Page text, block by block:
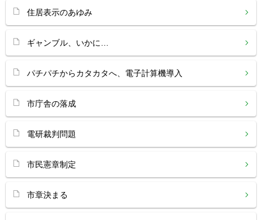
住居表示のあゆみ
ギャンブル、いかに…
パチパチからカタカタへ、電子計算機導入
市庁舎の落成
電研裁判問題
市民憲章制定
市章決まる